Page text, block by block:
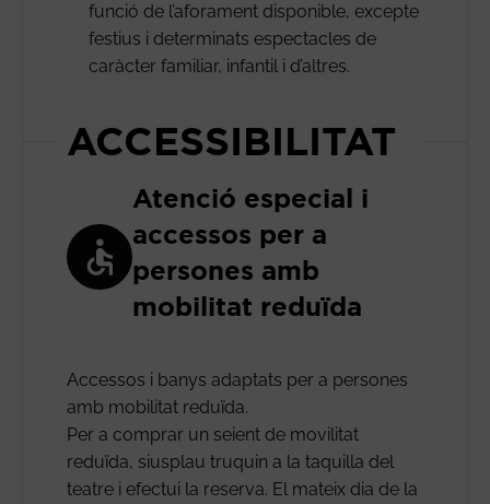
funció de l’aforament disponible, excepte
festius i determinats espectacles de
caràcter familiar, infantil i d’altres.
ACCESSIBILITAT
Atenció especial i
accessos per a
persones amb
mobilitat reduïda
Accessos i banys adaptats per a persones
amb mobilitat reduïda.
Per a comprar un seient de movilitat
reduïda, siusplau truquin a la taquilla del
teatre i efectui la reserva. El mateix dia de la